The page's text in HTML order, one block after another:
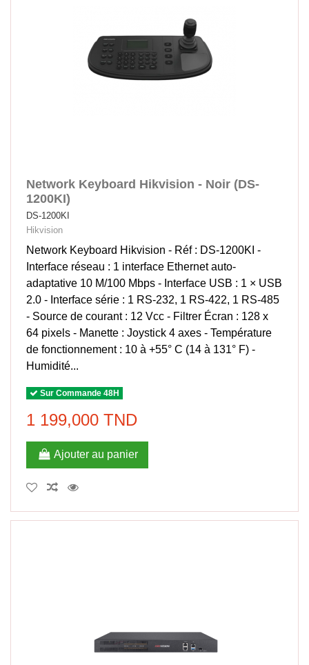
Network Keyboard Hikvision - Noir (DS-
1200KI)
DS-1200KI
Hikvision
Network Keyboard Hikvision - Réf : DS-1200KI -
Interface réseau : 1 interface Ethernet auto-
adaptative 10 M/100 Mbps - Interface USB : 1 × USB
2.0 - Interface série : 1 RS-232, 1 RS-422, 1 RS-485
- Source de courant : 12 Vcc - Filtrer Écran : 128 x
64 pixels - Manette : Joystick 4 axes - Température
de fonctionnement : 10 à +55° C (14 à 131° F) -
Humidité...
Sur Commande 48H
1 199,000 TND
Ajouter au panier